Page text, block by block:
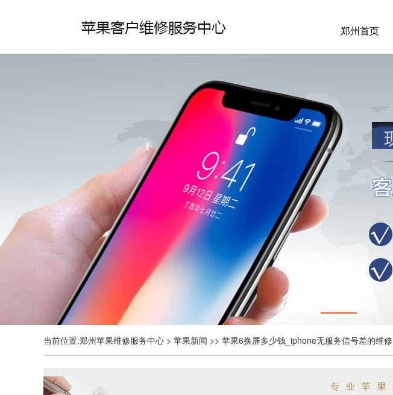
郑州首页
当前位置:郑州苹果维修服务中心 > 苹果新闻 >> 苹果6换屏多少钱_iphone无服务信号差的维修